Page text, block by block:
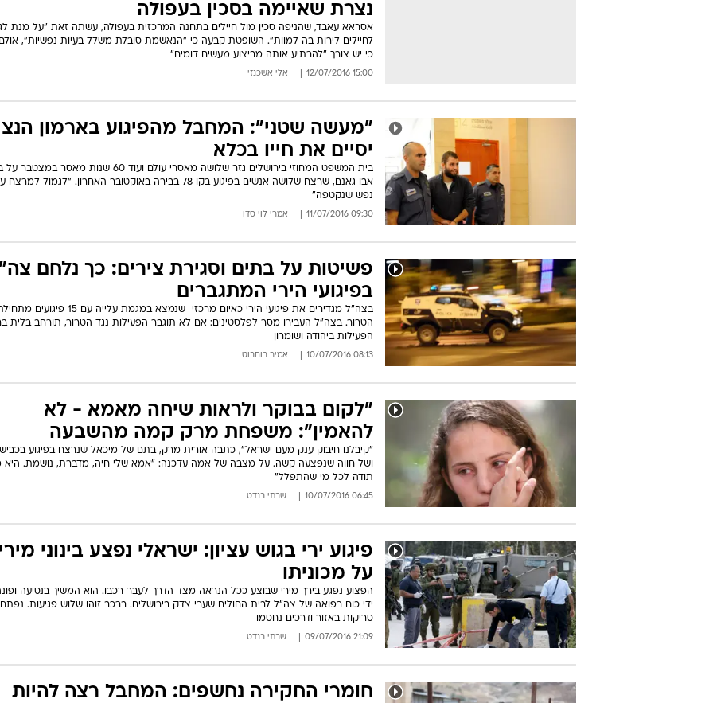
נצרת שאיימה בסכין בעפולה
אסראא עאבד, שהניפה סכין מול חיילים בתחנה המרכזית בעפולה, עשתה זאת "על מנת
לחיילים לירות בה למוות". השופטת קבעה כי "הנאשמת סובלת משלל בעיות נפשיות", אולם
כי יש צורך "להרתיע אותה מביצוע מעשים דומים"
15:00 12/07/2016 אלי אשכנזי
"מעשה שטני": המחבל מהפיגוע בארמון
יסיים את חייו בכלא
בית המשפט המחוזי בירושלים גזר שלושה מאסרי עולם ועוד 60 שנות מאסר
אבו גאנם, שרצח שלושה אנשים בפיגוע בקו 78 בבירה באוקטובר האחרון. "לגמול
נפש שנקטפה"
09:30 11/07/2016 אמרי לוי סדן
פשיטות על בתים וסגירת צירים: כך נלחם
בפיגועי הירי המתגברים
בצה"ל מגדירים את פיגועי הירי כאיום מרכזי  שנמצא במגמת עלייה עם
הטרור. בצה"ל העבירו מסר לפלסטינים: אם לא תוגבר הפעילות נגד הטרור, תורחב בלית
הפעילות ביהודה ושומרון
08:13 10/07/2016 אמיר בוחבוט
"לקום בבוקר ולראות שיחה מאמא - לא
להאמין": משפחת מרק קמה מהשבעה
ושל חווה שנפצעה קשה. על מצבה של אמה עדכנה: "אמא שלי חיה, מדברת, נושמת. היא
תודה לכל מי שהתפלל"
06:45 10/07/2016 שבתי בנדט
פיגוע ירי בגוש עציון: ישראלי נפצע בינוני
על מכוניתו
הפצוע נפגע בירך מירי שבוצע ככל הנראה מצד הדרך לעבר רכבו. הוא המשיך בנסיעה
ידי כוח רפואה של צה"ל לבית החולים שערי צדק בירושלים. ברכב זוהו שלוש פגיעות.
סריקות באזור ודרכים נחסמו
21:09 09/07/2016 שבתי בנדט
חומרי החקירה נחשפים: המחבל רצה להיות